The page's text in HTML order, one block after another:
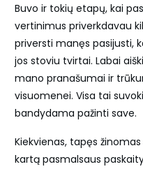
Buvo ir tokių etapų, kai
vertinimus priverkdavau
priversti manęs pasijusti,
jos stoviu tvirtai. Labai
mano pranašumai ir
visuomenei. Visa tai
bandydama pažinti save.
Kiekvienas, tapęs
kartą pasmalsaus